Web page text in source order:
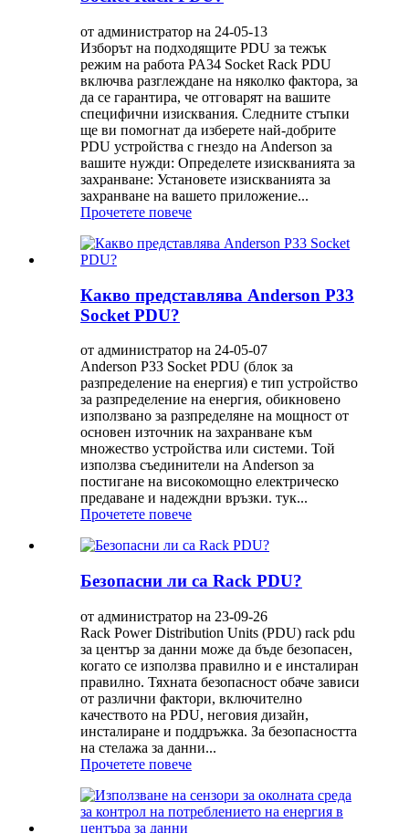
от администратор на 24-05-13
Изборът на подходящите PDU за тежък
режим на работа PA34 Socket Rack PDU
включва разглеждане на няколко фактора, за
да се гарантира, че отговарят на вашите
специфични изисквания. Следните стъпки
ще ви помогнат да изберете най-добрите
PDU устройства с гнездо на Anderson за
вашите нужди: Определете изискванията за
захранване: Установете изискванията за
захранване на вашето приложение...
Прочетете повече
Какво представлява Anderson P33
Socket PDU?
от администратор на 24-05-07
Anderson P33 Socket PDU (блок за
разпределение на енергия) е тип устройство
за разпределение на енергия, обикновено
използвано за разпределяне на мощност от
основен източник на захранване към
множество устройства или системи. Той
използва съединители на Anderson за
постигане на високомощно електрическо
предаване и надеждни връзки. тук...
Прочетете повече
Безопасни ли са Rack PDU?
от администратор на 23-09-26
Rack Power Distribution Units (PDU) rack pdu
за център за данни може да бъде безопасен,
когато се използва правилно и е инсталиран
правилно. Тяхната безопасност обаче зависи
от различни фактори, включително
качеството на PDU, неговия дизайн,
инсталиране и поддръжка. За безопасността
на стелажа за данни...
Прочетете повече